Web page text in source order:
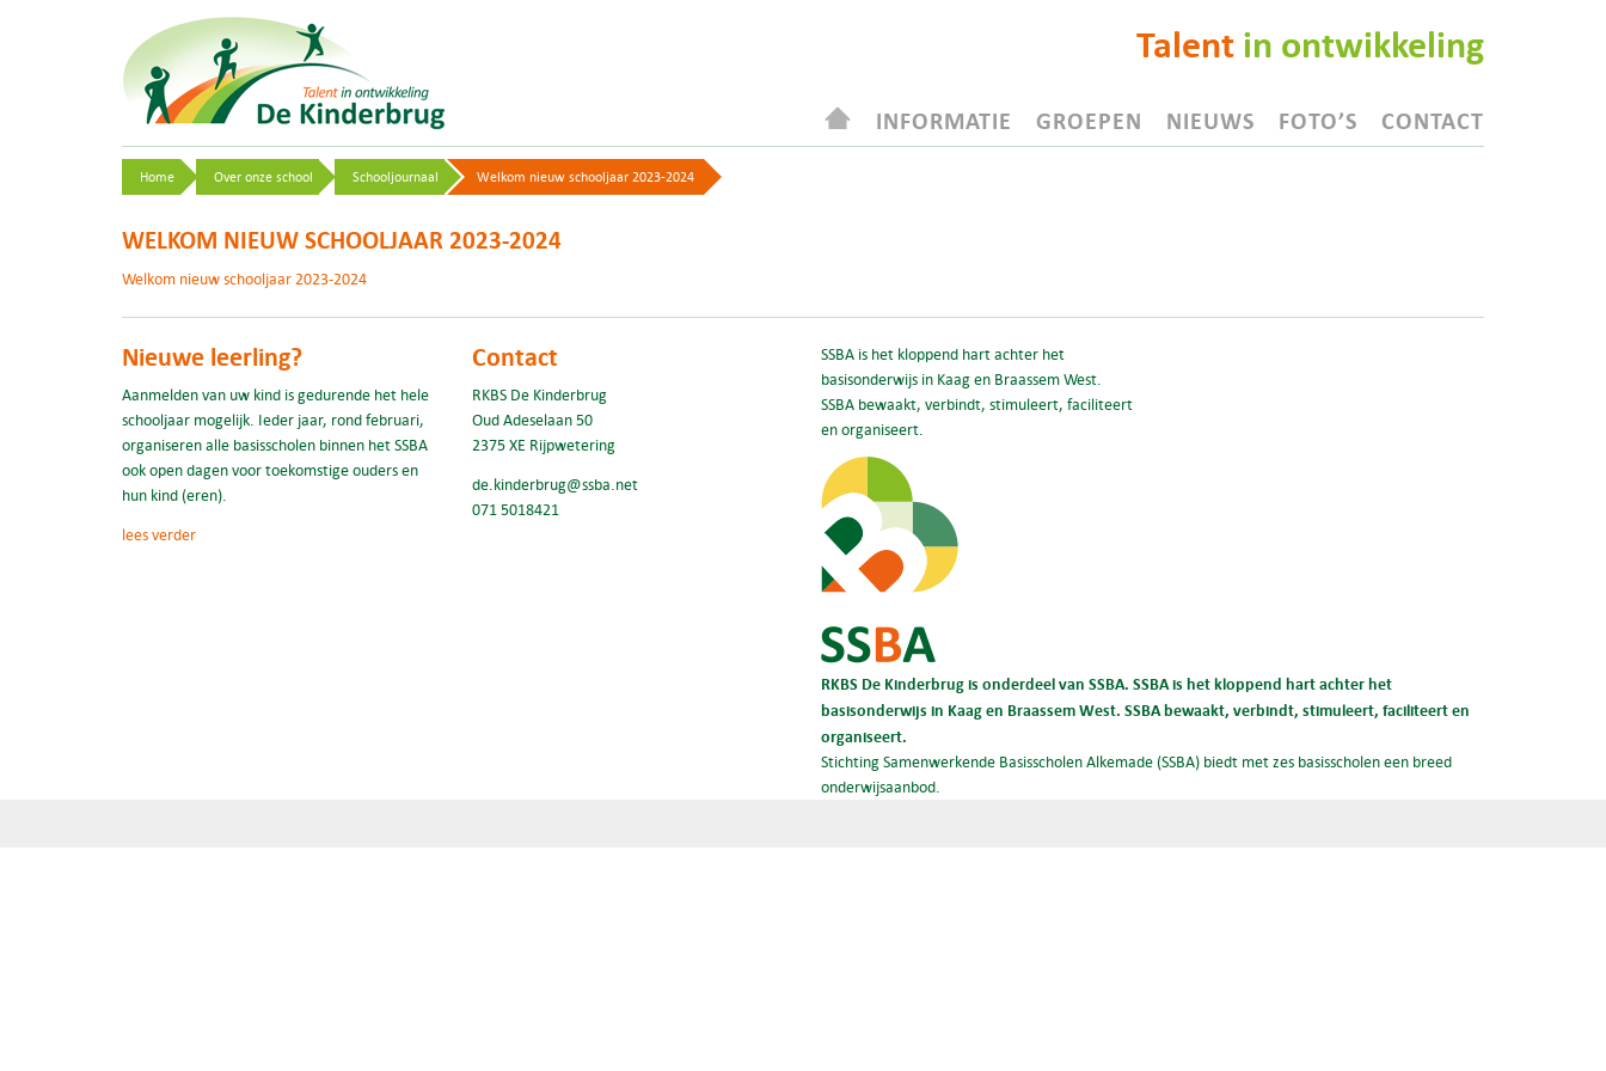
Talentin ontwikkeling
INFORMATIE GROEPEN NIEUWS FOTO’S CONTACT
Home Over onze school Schooljournaal Welkom nieuw schooljaar 2023-2024
WELKOM NIEUW SCHOOLJAAR 2023-2024
Welkom nieuw schooljaar 2023-2024
Nieuwe leerling?
Aanmelden van uw kind is gedurende het hele
schooljaar mogelijk. Ieder jaar, rond februari,
organiseren alle basisscholen binnen het SSBA
ook open dagen voor toekomstige ouders en
hun kind (eren).
lees verder
Contact
RKBS De Kinderbrug
Oud Adeselaan 50
2375 XE Rijpwetering
de.kinderbrug@ssba.net
071 5018421
SSBA is het kloppend hart achter het
basisonderwijs in Kaag en Braassem West.
SSBA bewaakt, verbindt, stimuleert, faciliteert
en organiseert.
RKBS De Kinderbrug is onderdeel van SSBA. SSBA is het kloppend hart achter het
basisonderwijs in Kaag en Braassem West. SSBA bewaakt, verbindt, stimuleert, faciliteert en
organiseert.
Stichting Samenwerkende Basisscholen Alkemade (SSBA) biedt met zes basisscholen een breed
onderwijsaanbod.